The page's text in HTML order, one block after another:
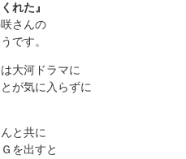
れた』
さんの
です。
大河ドラマに
が気に入らずに
と共に
を出すと